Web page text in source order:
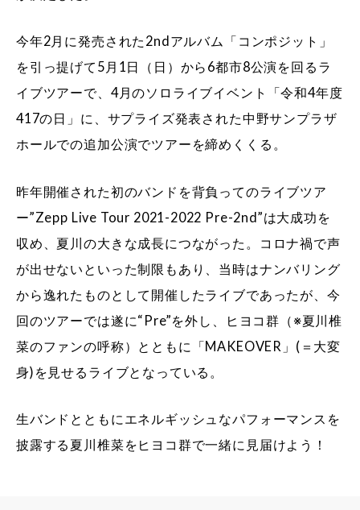
今年2月に発売された2ndアルバム「コンポジット」
を引っ提げて5月1日（日）から6都市8公演を回るラ
イブツアーで、4月のソロライブイベント「令和4年度
417の日」に、サプライズ発表された中野サンプラザ
ホールでの追加公演でツアーを締めくくる。
昨年開催された初のバンドを背負ってのライブツア
ー”Zepp Live Tour 2021-2022 Pre-2nd”は大成功を
収め、夏川の大きな成長につながった。コロナ禍で声
が出せないといった制限もあり、当時はナンバリング
から逸れたものとして開催したライブであったが、今
回のツアーでは遂に“Pre”を外し、ヒヨコ群（※夏川椎
菜のファンの呼称）とともに「MAKEOVER」(＝大変
身)を見せるライブとなっている。
生バンドとともにエネルギッシュなパフォーマンスを
披露する夏川椎菜をヒヨコ群で一緒に見届けよう！